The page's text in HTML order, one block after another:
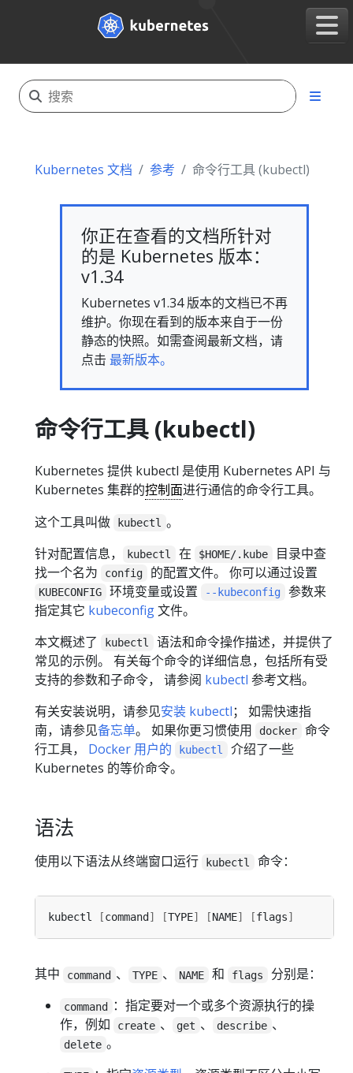
Kubernetes 文档 参考 命令行工具 (kubectl)
你正在查看的文档所针对
的是 Kubernetes 版本：
v1.34
Kubernetes v1.34 版本的文档已不再
维护。你现在看到的版本来自于一份
静态的快照。如需查阅最新文档，请
点击 最新版本。
命令行工具 (kubectl)
Kubernetes 提供 kubectl 是使用 Kubernetes API 与
Kubernetes 集群的控制面进行通信的命令行工具。
这个工具叫做
kubectl 。
针对配置信息，
kubectl 在 $HOME/.kube
目录中查
找一个名为
config 的配置文件。 你可以通过设置
KUBECONFIG 环境变量或设置 --kubeconfig
参数来
指定其它 kubeconfig文件。
本文概述了
kubectl
语法和命令操作描述，并提供了
常见的示例。 有关每个命令的详细信息，包括所有受
支持的参数和子命令， 请参阅 kubectl 参考文档。
有关安装说明，请参见安装 kubectl； 如需快速指
南，请参见备忘单。 如果你更习惯使用 docker
命令
行工具， Docker 用户的 kubectl
介绍了一些
Kubernetes 的等价命令。
语法
使用以下语法从终端窗口运行 kubectl 命令：
kubectl [command ] [TYPE] [NAME] [flags]
其中 command 、 TYPE 、 NAME 和 flags 分别是：
command ：指定要对一个或多个资源执行的操
作，例如
create 、 get 、 describe 、
delete 。